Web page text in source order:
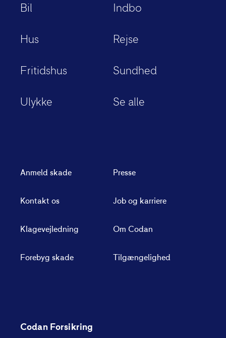
Bil Indbo
Hus Rejse
Fritidshus Sundhed
Ulykke Se alle
Anmeld skade
Kontakt os
Klagevejledning
Forebyg skade
Presse
Job og karriere
Om Codan
Tilgængelighed
Codan Forsikring